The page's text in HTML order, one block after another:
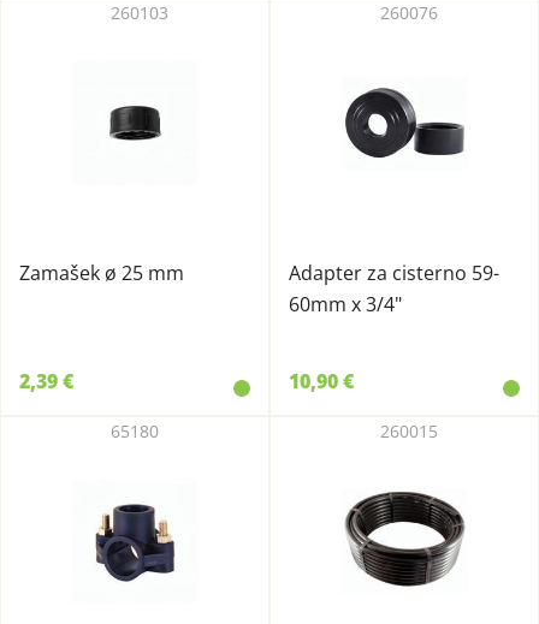
Zamašek ø 25 mm
260103
2,39 €
Adapter za cisterno 59-
60mm x 3/4"
260076
10,90 €
65180 260015